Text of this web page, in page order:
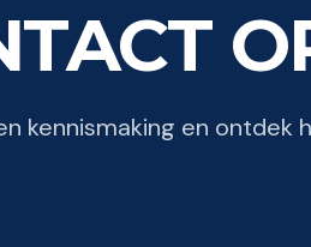
kennismaking en ontdek